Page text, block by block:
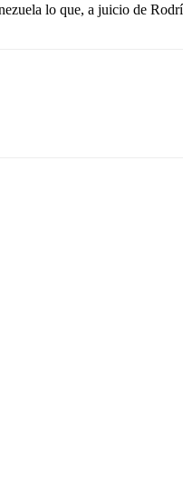
lo que, a juicio de